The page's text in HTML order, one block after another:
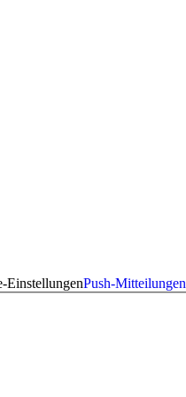
EinstellungenPush-Mitteilungen